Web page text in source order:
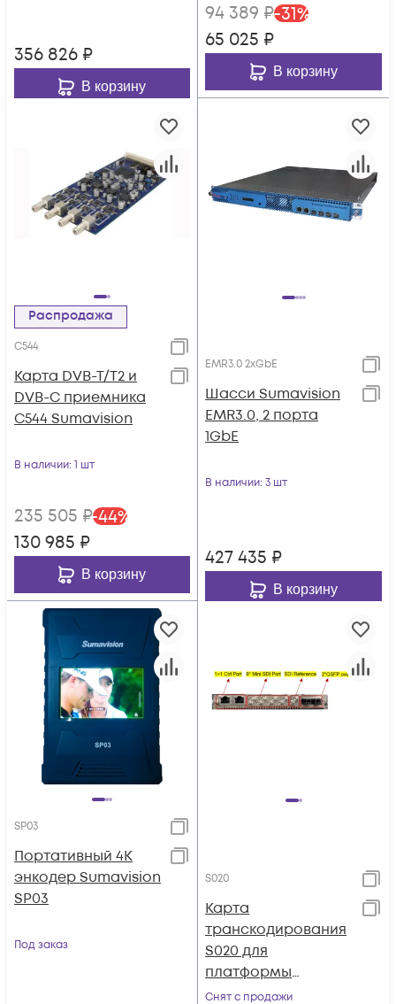
356 826 ₽
В корзину
94 389 ₽-31%
65 025 ₽
В корзину
Распродажа
C544
Карта DVB-T/T2 и
DVB-C приемника
C544 Sumavision
В наличии: 1 шт
235 505 ₽-44%
130 985 ₽
В корзину
EMR3.0 2xGbE
Шасси Sumavision
EMR3.0, 2 порта
1GbE
В наличии: 3 шт
427 435 ₽
В корзину
SP03
Портативный 4К
энкодер Sumavision
SP03
Под заказ
S020
Карта
транскодирования
S020 для
платформы
Sumavision MBX100
Снят с продажи